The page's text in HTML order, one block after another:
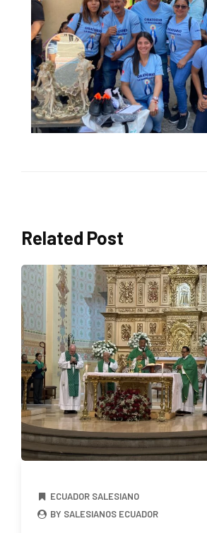
Related Post
ECUADOR SALESIANO
BY SALESIANOS ECUADOR